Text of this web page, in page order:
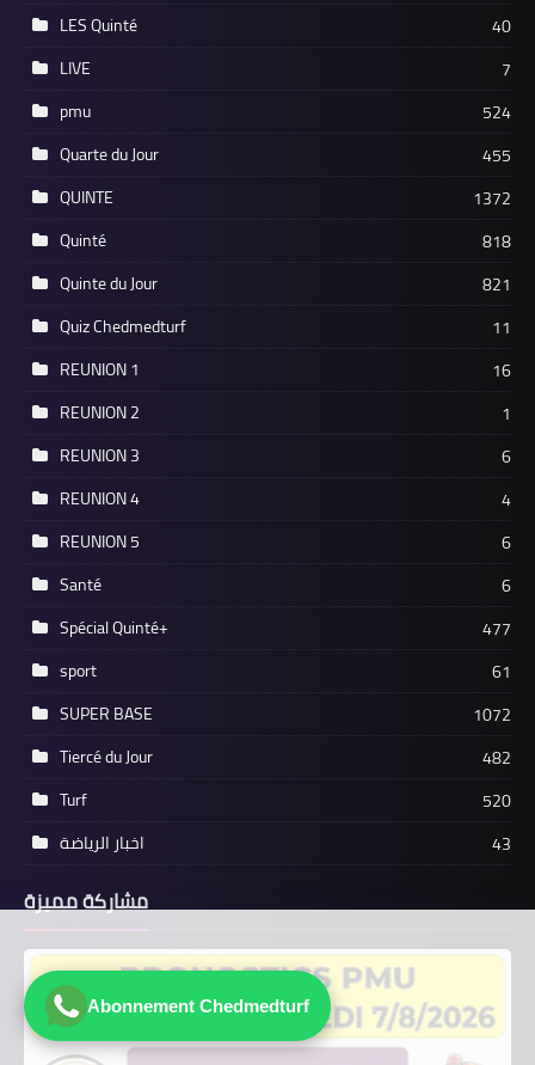
Abonnement Chedmedturf
LES Quinté
40
LIVE
7
pmu
524
Quarte du Jour
455
QUINTE
1372
Quinté
818
Quinte du Jour
821
Quiz Chedmedturf
11
REUNION 1
16
REUNION 2
1
REUNION 3
6
REUNION 4
4
REUNION 5
6
Santé
6
Spécial Quinté+
477
sport
61
SUPER BASE
1072
Tiercé du Jour
482
Turf
520
اخبار الرياضة
43
مشاركة مميزة